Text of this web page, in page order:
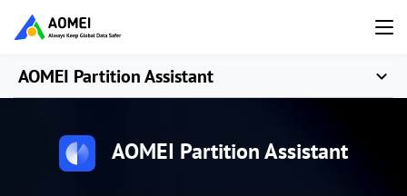
AOMEI Partition Assistant
AOMEI Partition Assistant